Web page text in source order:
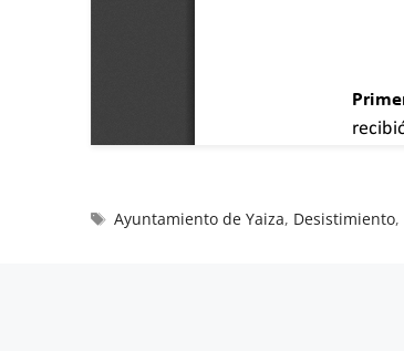
Ayuntamiento de Yaiza, Desistimiento,